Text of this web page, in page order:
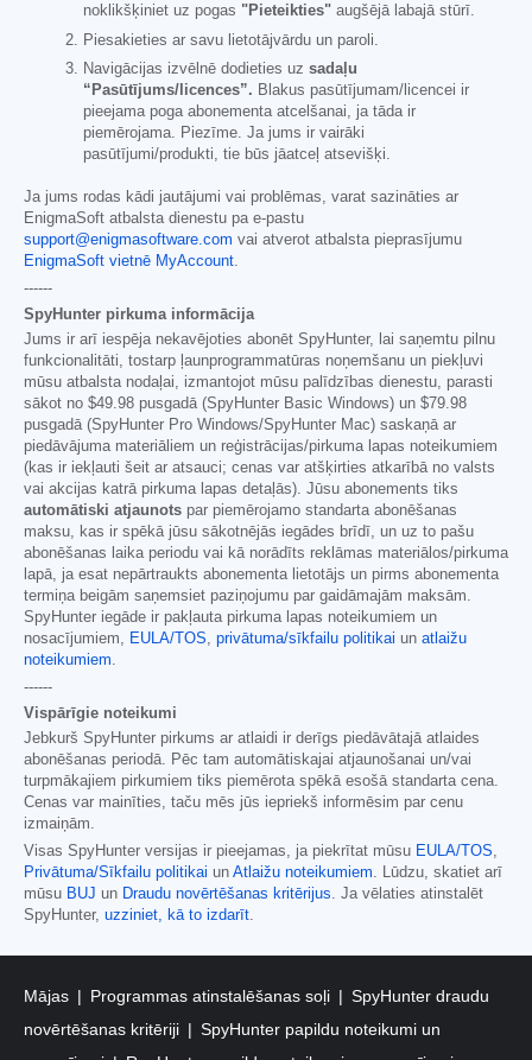
noklikšķiniet uz pogas "Pieteikties" augšējā labajā stūrī.
Piesakieties ar savu lietotājvārdu un paroli.
Navigācijas izvēlnē dodieties uz sadaļu
“Pasūtījums/licences”. Blakus pasūtījumam/licencei ir
pieejama poga abonementa atcelšanai, ja tāda ir
piemērojama. Piezīme. Ja jums ir vairāki
pasūtījumi/produkti, tie būs jāatceļ atsevišķi.
Ja jums rodas kādi jautājumi vai problēmas, varat sazināties ar
EnigmaSoft atbalsta dienestu pa e-pastu
support@enigmasoftware.com vai atverot atbalsta pieprasījumu
EnigmaSoft vietnē MyAccount.
------
SpyHunter pirkuma informācija
Jums ir arī iespēja nekavējoties abonēt SpyHunter, lai saņemtu pilnu
funkcionalitāti, tostarp ļaunprogrammatūras noņemšanu un piekļuvi
mūsu atbalsta nodaļai, izmantojot mūsu palīdzības dienestu, parasti
sākot no $49.98 pusgadā (SpyHunter Basic Windows) un $79.98
pusgadā (SpyHunter Pro Windows/SpyHunter Mac) saskaņā ar
piedāvājuma materiāliem un reģistrācijas/pirkuma lapas noteikumiem
(kas ir iekļauti šeit ar atsauci; cenas var atšķirties atkarībā no valsts
vai akcijas katrā pirkuma lapas detaļās). Jūsu abonements tiks
automātiski atjaunots par piemērojamo standarta abonēšanas
maksu, kas ir spēkā jūsu sākotnējās iegādes brīdī, un uz to pašu
abonēšanas laika periodu vai kā norādīts reklāmas materiālos/pirkuma
lapā, ja esat nepārtraukts abonementa lietotājs un pirms abonementa
termiņa beigām saņemsiet paziņojumu par gaidāmajām maksām.
SpyHunter iegāde ir pakļauta pirkuma lapas noteikumiem un
nosacījumiem, EULA/TOS, privātuma/sīkfailu politikai un atlaižu
noteikumiem.
------
Vispārīgie noteikumi
Jebkurš SpyHunter pirkums ar atlaidi ir derīgs piedāvātajā atlaides
abonēšanas periodā. Pēc tam automātiskajai atjaunošanai un/vai
turpmākajiem pirkumiem tiks piemērota spēkā esošā standarta cena.
Cenas var mainīties, taču mēs jūs iepriekš informēsim par cenu
izmaiņām.
Visas SpyHunter versijas ir pieejamas, ja piekrītat mūsu EULA/TOS,
Privātuma/Sīkfailu politikai un Atlaižu noteikumiem. Lūdzu, skatiet arī
mūsu BUJ un Draudu novērtēšanas kritērijus. Ja vēlaties atinstalēt
SpyHunter, uzziniet, kā to izdarīt.
Mājas Programmas atinstalēšanas soļi
SpyHunter draudu
novērtēšanas kritēriji
SpyHunter papildu noteikumi un